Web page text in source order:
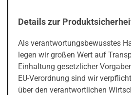
Details zur
Als verantwortungsbewusstes
legen wir großen Wert auf
Einhaltung gesetzlicher
EU-Verordnung sind wir
über den verantwortlichen